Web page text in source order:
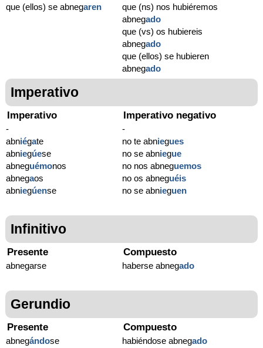
que (ellos) se abnegaren
que (ns) nos hubiéremos
abnegado
que (vs) os hubiereis
abnegado
que (ellos) se hubieren
abnegado
Imperativo
Imperativo
-
abniégate
abniegúese
abneguémonos
abnegaos
abniegúense
Imperativo negativo
-
no te abniegues
no se abniegue
no nos abneguemos
no os abneguéis
no se abnieguen
Infinitivo
Presente
abnegarse
Compuesto
haberse abnegado
Gerundio
Presente
abnegándose
Compuesto
habiéndose abnegado